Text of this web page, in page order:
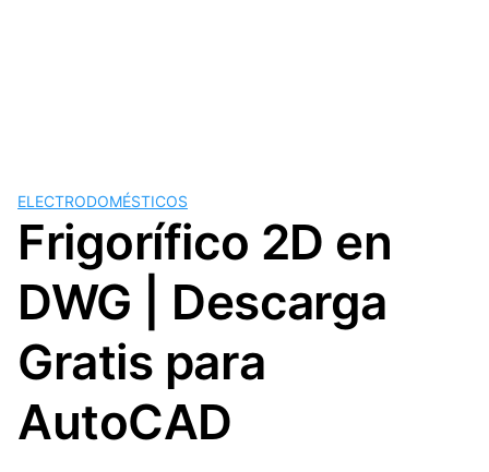
ELECTRODOMÉSTICOS
Frigorífico 2D en
DWG | Descarga
Gratis para
AutoCAD